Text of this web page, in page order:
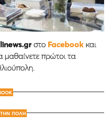
στο Facebookκαι
μαθαίνετε πρώτοι τα
ΠΟΛΗ